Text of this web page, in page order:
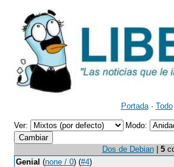
Portada· Todo
Ver: Modo:
Dos de Debian| 5
Genial (none / 0) (#4)